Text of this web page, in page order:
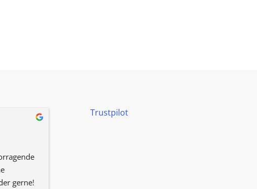
gerne!
Trustpilot